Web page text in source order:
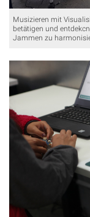
Musizieren mit
betätigen und
Jammen zu